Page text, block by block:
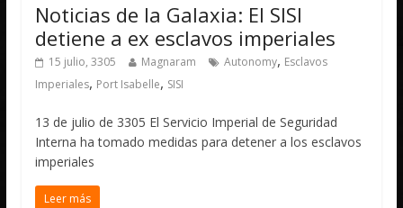
Noticias de la Galaxia: El SISI
detiene a ex esclavos imperiales
15 julio, 3305 Magnaram Autonomy, Esclavos
Imperiales, Port Isabelle, SISI
13 de julio de 3305 El Servicio Imperial de Seguridad
Interna ha tomado medidas para detener a los esclavos
imperiales
Leer más